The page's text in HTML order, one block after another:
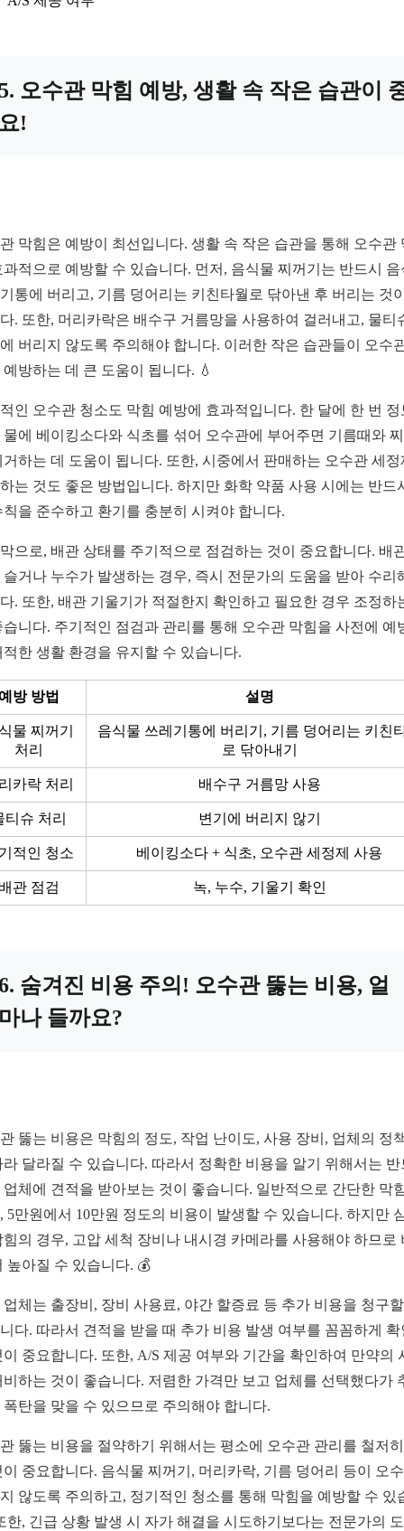
오수관 막힘 예방, 생활 속 작은 습관이
!
막힘은 예방이 최선입니다. 생활 속 작은 습관을 통해 오수관
과적으로 예방할 수 있습니다. 먼저, 음식물 찌꺼기는 반드시 음
통에 버리고, 기름 덩어리는 키친타월로 닦아낸 후 버리는 것
. 또한, 머리카락은 배수구 거름망을 사용하여 걸러내고, 물티
버리지 않도록 주의해야 합니다. 이러한 작은 습관들이 오수
예방하는 데 큰 도움이 됩니다. 💧
인 오수관 청소도 막힘 예방에 효과적입니다. 한 달에 한 번 정
물에 베이킹소다와 식초를 섞어 오수관에 부어주면 기름때와
거하는 데 도움이 됩니다. 또한, 시중에서 판매하는 오수관 세정
는 것도 좋은 방법입니다. 하지만 화학 약품 사용 시에는 반드
칙을 준수하고 환기를 충분히 시켜야 합니다.
으로, 배관 상태를 주기적으로 점검하는 것이 중요합니다. 배
슬거나 누수가 발생하는 경우, 즉시 전문가의 도움을 받아 수리
. 또한, 배관 기울기가 적절한지 확인하고 필요한 경우 조정하
습니다. 주기적인 점검과 관리를 통해 오수관 막힘을 사전에 예
적한 생활 환경을 유지할 수 있습니다.
방 방법 설명
물 찌꺼기
처리
음식물 쓰레기통에 버리기, 기름 덩어리는 키친
로 닦아내기
카락 처리 배수구 거름망 사용
티슈 처리 변기에 버리지 않기
적인 청소 베이킹소다 + 식초, 오수관 세정제 사용
관 점검 녹, 누수, 기울기 확인
숨겨진 비용 주의! 오수관 뚫는 비용, 얼
나 들까요?
뚫는 비용은 막힘의 정도, 작업 난이도, 사용 장비, 업체의 정
라 달라질 수 있습니다. 따라서 정확한 비용을 알기 위해서는 반
업체에 견적을 받아보는 것이 좋습니다. 일반적으로 간단한 막
5만원에서 10만원 정도의 비용이 발생할 수 있습니다. 하지만
힘의 경우, 고압 세척 장비나 내시경 카메라를 사용해야 하므로
높아질 수 있습니다. 💰
업체는 출장비, 장비 사용료, 야간 할증료 등 추가 비용을 청구
다. 따라서 견적을 받을 때 추가 비용 발생 여부를 꼼꼼하게 확
이 중요합니다. 또한, A/S 제공 여부와 기간을 확인하여 만약의
비하는 것이 좋습니다. 저렴한 가격만 보고 업체를 선택했다가
폭탄을 맞을 수 있으므로 주의해야 합니다.
뚫는 비용을 절약하기 위해서는 평소에 오수관 관리를 철저
이 중요합니다. 음식물 찌꺼기, 머리카락, 기름 덩어리 등이 오
않도록 주의하고, 정기적인 청소를 통해 막힘을 예방할 수 있
한, 긴급 상황 발생 시 자가 해결을 시도하기보다는 전문가의